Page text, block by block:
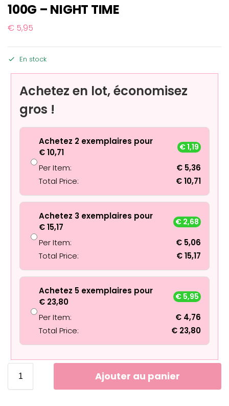
100G – NIGHT TIME
€ 5,95
En stock
Achetez en lot, économisez
gros !
Achetez 2 exemplaires pour
€10,71
€1,19
Per Item: € 5,36
Total Price:
€10,71
Achetez 3 exemplaires pour
€15,17
€ 2,68
Per Item: € 5,06
Total Price:
€15,17
Achetez 5 exemplaires pour
€ 23,80
€ 5,95
Per Item: € 4,76
Total Price:
€ 23,80
Ajouter au panier